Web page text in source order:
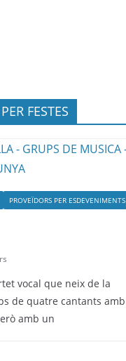
FESTES
PROVEÏDORS PER ESDEVENIMENTS
vocal que neix de la
de quatre cantants amb
amb un